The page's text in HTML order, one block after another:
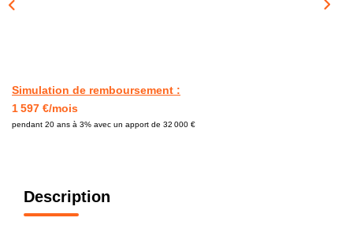
Simulation de remboursement :
1 597 €/mois
pendant 20 ans à 3% avec un apport de 32 000 €
Description